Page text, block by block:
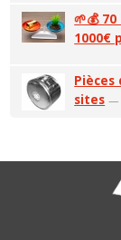
🌱💰
1000€
sites —